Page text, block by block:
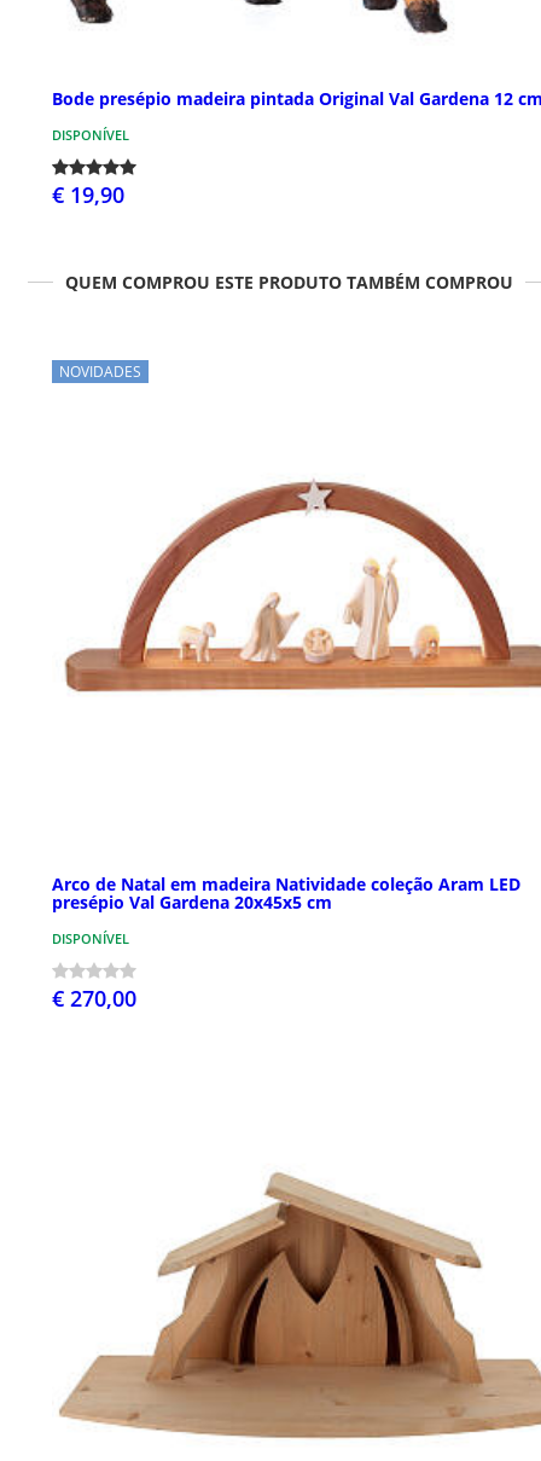
Bode presépio madeira pintada Original Val Gardena 12
DISPONÍVEL
€ 19,90
QUEM COMPROU ESTE PRODUTO TAMBÉM COMPROU
NOVIDADES
Arco de Natal em madeira Natividade coleção Aram LED
presépio Val Gardena 20x45x5 cm
DISPONÍVEL
€ 270,00